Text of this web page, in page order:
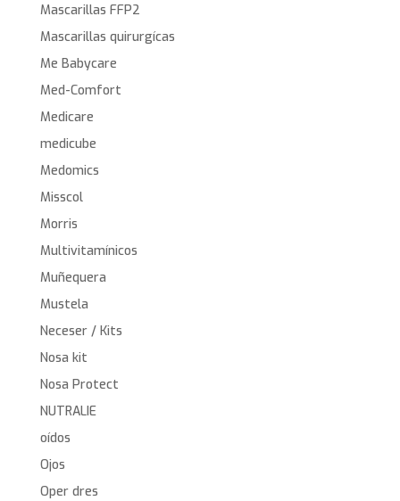
Mascarillas FFP2
Mascarillas quirurgícas
Me Babycare
Med-Comfort
Medicare
medicube
Medomics
Misscol
Morris
Multivitamínicos
Muñequera
Mustela
Neceser / Kits
Nosa kit
Nosa Protect
NUTRALIE
oídos
Ojos
Oper dres